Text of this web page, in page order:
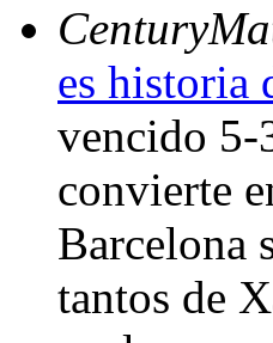
es historia
vencido 5-
convierte
Barcelona
tantos de